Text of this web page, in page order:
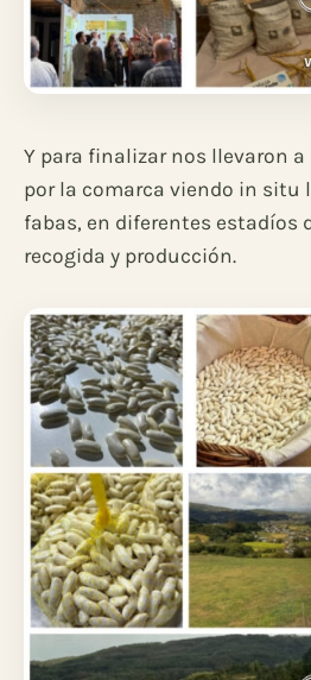
Y para finalizar nos llevaron
por la comarca viendo in situ
fabas, en diferentes estadíos
recogida y producción.